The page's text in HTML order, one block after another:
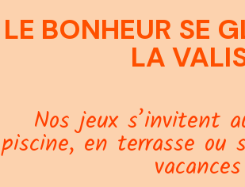
LE BONHEUR SE
LA
Nos jeux s’invitent
piscine, en terrasse ou
vacances